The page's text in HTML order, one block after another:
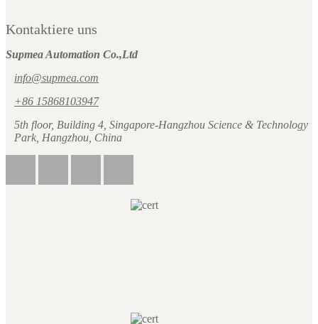
Kontaktiere uns
Supmea Automation Co.,Ltd
info@supmea.com
+86 15868103947
5th floor, Building 4, Singapore-Hangzhou Science & Technology
Park, Hangzhou, China